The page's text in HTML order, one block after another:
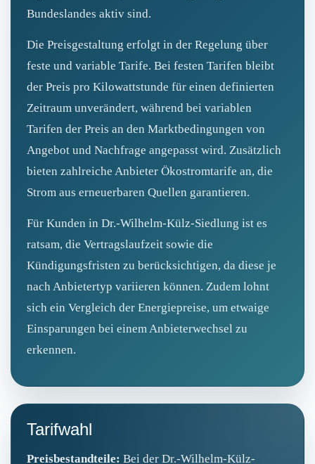
Bundeslandes aktiv sind.
Die Preisgestaltung erfolgt in der Regelung über
feste und variable Tarife. Bei festen Tarifen bleibt
der Preis pro Kilowattstunde für einen definierten
Zeitraum unverändert, während bei variablen
Tarifen der Preis an den Marktbedingungen von
Angebot und Nachfrage angepasst wird. Zusätzlich
bieten zahlreiche Anbieter Ökostromtarife an, die
Strom aus erneuerbaren Quellen garantieren.
Für Kunden in Dr.-Wilhelm-Külz-Siedlung ist es
ratsam, die Vertragslaufzeit sowie die
Kündigungsfristen zu berücksichtigen, da diese je
nach Anbietertyp variieren können. Zudem lohnt
sich ein Vergleich der Energiepreise, um etwaige
Einsparungen bei einem Anbieterwechsel zu
erkennen.
Tarifwahl
Preisbestandteile: Bei der Dr.-Wilhelm-Külz-